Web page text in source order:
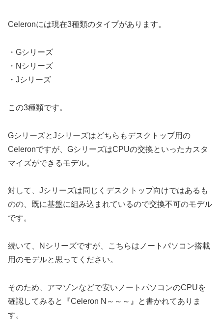
Celeronには現在3種類のタイプがあります。
・Gシリーズ
・Nシリーズ
・Jシリーズ
この3種類です。
GシリーズとJシリーズはどちらもデスクトップ用の
Celeronですが、GシリーズはCPUの交換といったカスタ
マイズができるモデル。
対して、Jシリーズは同じくデスクトップ向けではあるも
のの、既に基盤に組み込まれているので交換不可のモデル
です。
続いて、Nシリーズですが、こちらはノートパソコン搭載
用のモデルと思ってください。
そのため、アマゾンなどで安いノートパソコンのCPUを
確認してみると『Celeron N～～～』と書かれてありま
す。